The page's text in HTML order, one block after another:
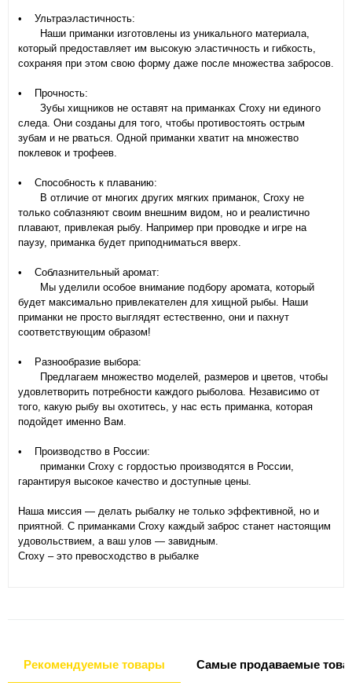
• Ультраэластичность:
Наши приманки изготовлены из уникального материала,
который предоставляет им высокую эластичность и гибкость,
сохраняя при этом свою форму даже после множества забросов.
• Прочность:
Зубы хищников не оставят на приманках Croxy ни единого
следа. Они созданы для того, чтобы противостоять острым
зубам и не рваться. Одной приманки хватит на множество
поклевок и трофеев.
• Способность к плаванию:
В отличие от многих других мягких приманок, Croxy не
только соблазняют своим внешним видом, но и реалистично
плавают, привлекая рыбу. Например при проводке и игре на
паузу, приманка будет приподниматься вверх.
• Соблазнительный аромат:
Мы уделили особое внимание подбору аромата, который
будет максимально привлекателен для хищной рыбы. Наши
приманки не просто выглядят естественно, они и пахнут
соответствующим образом!
• Разнообразие выбора:
Предлагаем множество моделей, размеров и цветов, чтобы
удовлетворить потребности каждого рыболова. Независимо от
того, какую рыбу вы охотитесь, у нас есть приманка, которая
подойдет именно Вам.
• Производство в России:
приманки Croxy с гордостью производятся в России,
гарантируя высокое качество и доступные цены.
Наша миссия — делать рыбалку не только эффективной, но и
приятной. С приманками Croxy каждый заброс станет настоящим
удовольствием, а ваш улов — завидным.
Croxy – это превосходство в рыбалке
Рекомендуемые товары Самые продаваемые